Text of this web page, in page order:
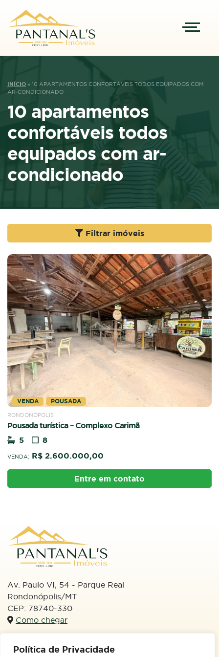
Política de Privacidade
INÍCIO » 10 APARTAMENTOS CONFORTÁVEIS TODOS EQUIPADOS COM
AR-CONDICIONADO
10 apartamentos
confortáveis todos
equipados com ar-
condicionado
VENDA POUSADA
RONDONÓPOLIS
Pousada turística – Complexo Carimã
5
8
VENDA: R$ 2.600.000,00
Entre em contato
Filtrar imóveis
Av. Paulo VI, 54 - Parque Real
Rondonópolis/MT
CEP: 78740-330
Como chegar
(66) 99613-3133